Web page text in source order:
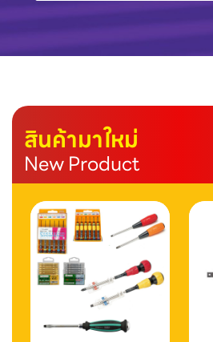
สินค้ามาใหม่
New Product